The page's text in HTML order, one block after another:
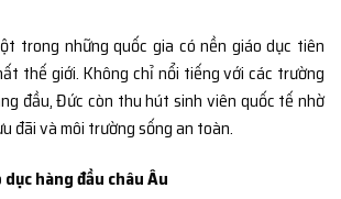
trong những quốc gia có nền giáo dục tiên
thế giới. Không chỉ nổi tiếng với các trường
đầu, Đức còn thu hút sinh viên quốc tế nhờ
đãi và môi trường sống an toàn.
hàng đầu châu Âu